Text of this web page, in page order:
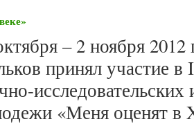
– 2 ноября
принял участие в
«Меня оценят в